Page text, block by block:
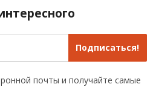
Подписаться!
почты и получайте самые